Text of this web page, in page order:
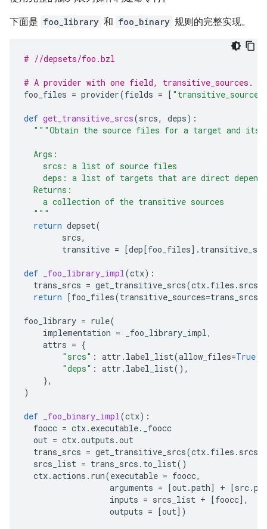
下面是 foo_library 和 foo_binary 规则的完整实现。
# //depsets/foo.bzl
# A provider with one field, transitive_sources.
foo_files = provider(fields = [
def get_transitive_srcs(srcs, deps):
"""Obtain the source files for a target and its
  Args:
    srcs: a list of source files
deps: a list of targets that are direct
  Returns:
    a collection of the transitive sources
  """
return depset(
srcs,
transitive = [dep[foo_files] .
def _foo_library_impl(ctx):
trans_srcs = get_transitive_srcs(ctx. files . srcs
return [foo_files(transitive_sources=trans_srcs
foo_library = rule(
implementation = _foo_library_impl,
attrs = {
"srcs" : attr . label_list(allow_files=True),
"deps" : attr . label_list(),
},
)
def _foo_binary_impl(ctx):
foocc = ctx. executable.
_foocc
out = ctx.outputs .out
trans_srcs = get_transitive_srcs(ctx. files . srcs
srcs_list = trans_srcs . to_list()
ctx.actions . run(executable = foocc,
arguments = [out.path] + [src.
inputs = srcs_list + [foocc],
outputs = [out])